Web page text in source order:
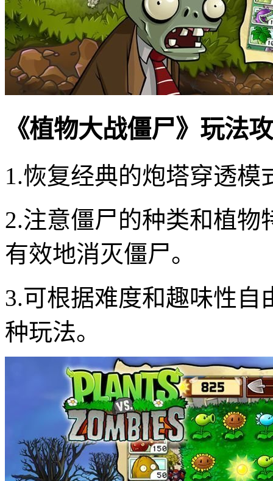
《植物大战僵尸》玩法
1.恢复经典的炮塔穿透模
2.注意僵尸的种类和植
有效地消灭僵尸。
3.可根据难度和趣味性
种玩法。